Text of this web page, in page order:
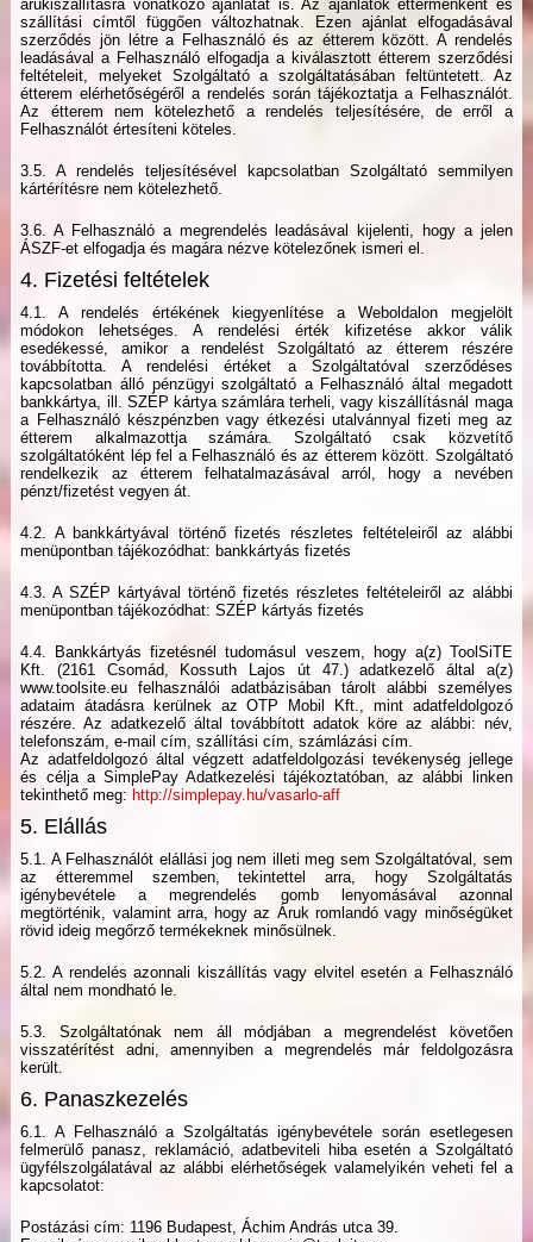
árukiszállításra vonatkozó ajánlatát is. Az ajánlatok éttermenként és
szállítási címtől függően változhatnak. Ezen ajánlat elfogadásával
szerződés jön létre a Felhasználó és az étterem között. A rendelés
leadásával a Felhasználó elfogadja a kiválasztott étterem szerződési
feltételeit, melyeket Szolgáltató a szolgáltatásában feltüntetett. Az
étterem elérhetőségéről a rendelés során tájékoztatja a Felhasználót.
Az étterem nem kötelezhető a rendelés teljesítésére, de erről a
Felhasználót értesíteni köteles.
3.5. A rendelés teljesítésével kapcsolatban Szolgáltató semmilyen
kártérítésre nem kötelezhető.
3.6. A Felhasználó a megrendelés leadásával kijelenti, hogy a jelen
ÁSZF-et elfogadja és magára nézve kötelezőnek ismeri el.
4. Fizetési feltételek
4.1. A rendelés értékének kiegyenlítése a Weboldalon megjelölt
módokon lehetséges. A rendelési érték kifizetése akkor válik
esedékessé, amikor a rendelést Szolgáltató az étterem részére
továbbította. A rendelési értéket a Szolgáltatóval szerződéses
kapcsolatban álló pénzügyi szolgáltató a Felhasználó által megadott
bankkártya, ill. SZÉP kártya számlára terheli, vagy kiszállításnál maga
a Felhasználó készpénzben vagy étkezési utalvánnyal fizeti meg az
étterem alkalmazottja számára. Szolgáltató csak közvetítő
szolgáltatóként lép fel a Felhasználó és az étterem között. Szolgáltató
rendelkezik az étterem felhatalmazásával arról, hogy a nevében
pénzt/fizetést vegyen át.
4.2. A bankkártyával történő fizetés részletes feltételeiről az alábbi
menüpontban tájékozódhat: bankkártyás fizetés
4.3. A SZÉP kártyával történő fizetés részletes feltételeiről az alábbi
menüpontban tájékozódhat: SZÉP kártyás fizetés
4.4. Bankkártyás fizetésnél tudomásul veszem, hogy a(z) ToolSiTE
Kft. (2161 Csomád, Kossuth Lajos út 47.) adatkezelő által a(z)
www.toolsite.eu felhasználói adatbázisában tárolt alábbi személyes
adataim átadásra kerülnek az OTP Mobil Kft., mint adatfeldolgozó
részére. Az adatkezelő által továbbított adatok köre az alábbi: név,
telefonszám, e-mail cím, szállítási cím, számlázási cím.
Az adatfeldolgozó által végzett adatfeldolgozási tevékenység jellege
és célja a SimplePay Adatkezelési tájékoztatóban, az alábbi linken
tekinthető meg: http://simplepay.hu/vasarlo-aff
5. Elállás
5.1. A Felhasználót elállási jog nem illeti meg sem Szolgáltatóval, sem
az étteremmel szemben, tekintettel arra, hogy Szolgáltatás
igénybevétele a megrendelés gomb lenyomásával azonnal
megtörténik, valamint arra, hogy az Áruk romlandó vagy minőségüket
rövid ideig megőrző termékeknek minősülnek.
5.2. A rendelés azonnali kiszállítás vagy elvitel esetén a Felhasználó
által nem mondható le.
5.3. Szolgáltatónak nem áll módjában a megrendelést követően
visszatérítést adni, amennyiben a megrendelés már feldolgozásra
került.
6. Panaszkezelés
6.1. A Felhasználó a Szolgáltatás igénybevétele során esetlegesen
felmerülő panasz, reklamáció, adatbeviteli hiba esetén a Szolgáltató
ügyfélszolgálatával az alábbi elérhetőségek valamelyikén veheti fel a
kapcsolatot:
Postázási cím: 1196 Budapest, Áchim András utca 39.